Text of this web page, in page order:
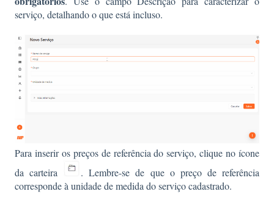
serviço, detalhando o que está incluso.
Para inserir os preços de referência do serviço, clique no ícone
da carteira
. Lembre-se de que o preço de referência
corresponde à unidade de medida do serviço cadastrado.